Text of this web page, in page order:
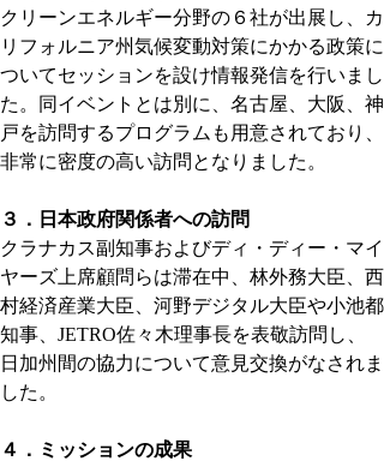
クリーンエネルギー分野の６社が出展し、カ
リフォルニア州気候変動対策にかかる政策に
ついてセッションを設け情報発信を行いまし
た。同イベントとは別に、名古屋、大阪、神
戸を訪問するプログラムも用意されており、
非常に密度の高い訪問となりました。
３．日本政府関係者への訪問
クラナカス副知事およびディ・ディー・マイ
ヤーズ上席顧問らは滞在中、林外務大臣、西
村経済産業大臣、河野デジタル大臣や小池都
知事、JETRO佐々木理事長を表敬訪問し、
日加州間の協力について意見交換がなされま
した。
４．ミッションの成果